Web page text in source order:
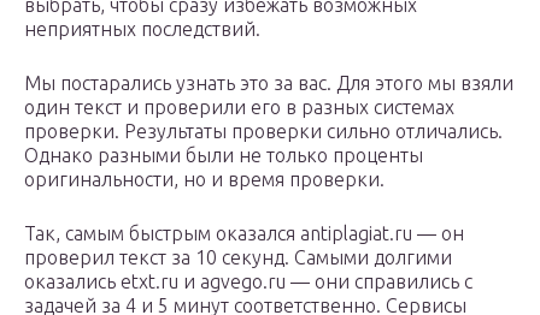
выбрать, чтобы сразу избежать возможных
неприятных последствий.
Мы постарались узнать это за вас. Для этого мы взяли
один текст и проверили его в разных системах
проверки. Результаты проверки сильно отличались.
Однако разными были не только проценты
оригинальности, но и время проверки.
Так, самым быстрым оказался antiplagiat.ru — он
проверил текст за 10 секунд. Самыми долгими
оказались etxt.ru и agvego.ru — они справились с
задачей за 4 и 5 минут соответственно. Сервисы